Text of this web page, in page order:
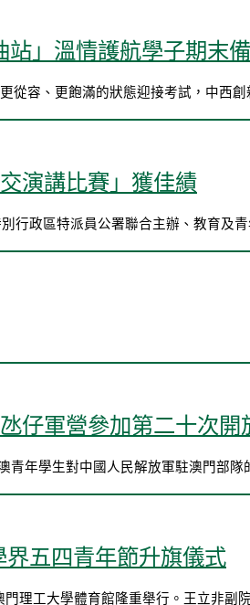
站」溫情護航學子期末
從容、更飽滿的狀態迎接考試，中西
演講比賽」獲佳績
行政區特派員公署聯合主辦、教育及
仔軍營參加第二十次開
青年學生對中國人民解放軍駐澳門部
五四青年節升旗儀式
門理工大學體育館隆重舉行。王立非副